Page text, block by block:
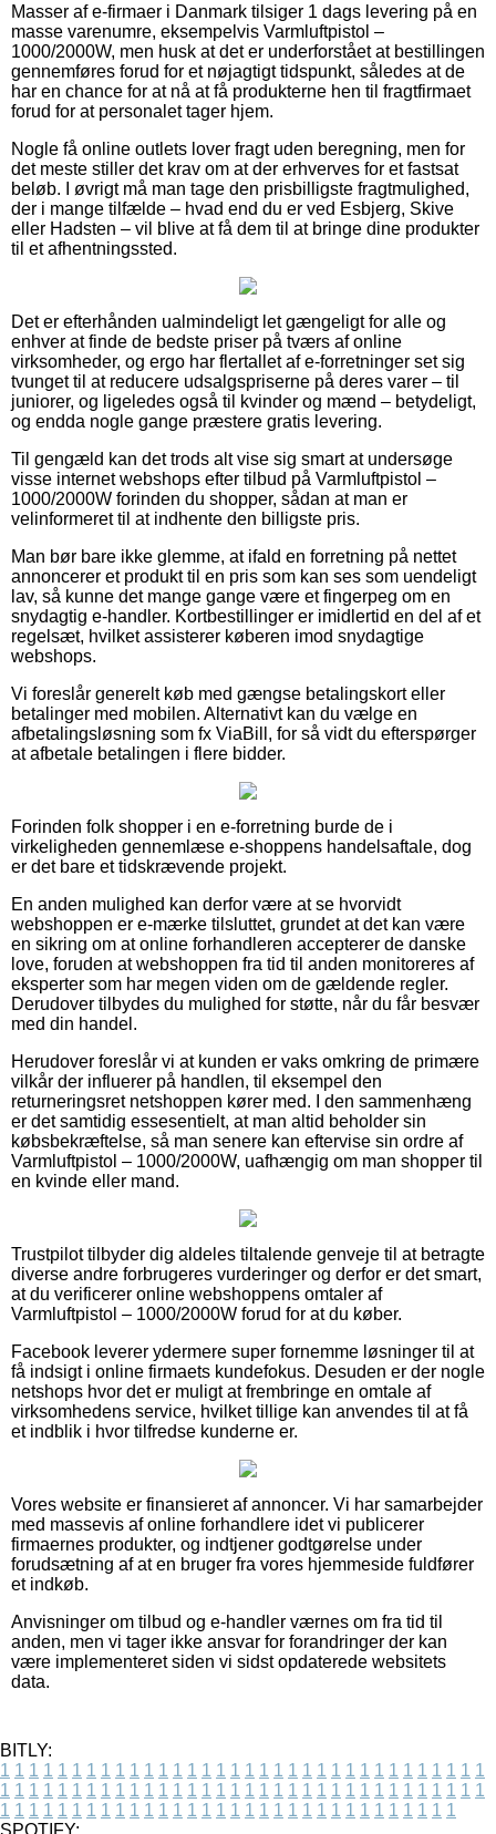
Masser af e-firmaer i Danmark tilsiger 1 dags levering på en
masse varenumre, eksempelvis Varmluftpistol –
1000/2000W, men husk at det er underforstået at bestillingen
gennemføres forud for et nøjagtigt tidspunkt, således at de
har en chance for at nå at få produkterne hen til fragtfirmaet
forud for at personalet tager hjem.
Nogle få online outlets lover fragt uden beregning, men for
det meste stiller det krav om at der erhverves for et fastsat
beløb. I øvrigt må man tage den prisbilligste fragtmulighed,
der i mange tilfælde – hvad end du er ved Esbjerg, Skive
eller Hadsten – vil blive at få dem til at bringe dine produkter
til et afhentningssted.
Det er efterhånden ualmindeligt let gængeligt for alle og
enhver at finde de bedste priser på tværs af online
virksomheder, og ergo har flertallet af e-forretninger set sig
tvunget til at reducere udsalgspriserne på deres varer – til
juniorer, og ligeledes også til kvinder og mænd – betydeligt,
og endda nogle gange præstere gratis levering.
Til gengæld kan det trods alt vise sig smart at undersøge
visse internet webshops efter tilbud på Varmluftpistol –
1000/2000W forinden du shopper, sådan at man er
velinformeret til at indhente den billigste pris.
Man bør bare ikke glemme, at ifald en forretning på nettet
annoncerer et produkt til en pris som kan ses som uendeligt
lav, så kunne det mange gange være et fingerpeg om en
snydagtig e-handler. Kortbestillinger er imidlertid en del af et
regelsæt, hvilket assisterer køberen imod snydagtige
webshops.
Vi foreslår generelt køb med gængse betalingskort eller
betalinger med mobilen. Alternativt kan du vælge en
afbetalingsløsning som fx ViaBill, for så vidt du efterspørger
at afbetale betalingen i flere bidder.
Forinden folk shopper i en e-forretning burde de i
virkeligheden gennemlæse e-shoppens handelsaftale, dog
er det bare et tidskrævende projekt.
En anden mulighed kan derfor være at se hvorvidt
webshoppen er e-mærke tilsluttet, grundet at det kan være
en sikring om at online forhandleren accepterer de danske
love, foruden at webshoppen fra tid til anden monitoreres af
eksperter som har megen viden om de gældende regler.
Derudover tilbydes du mulighed for støtte, når du får besvær
med din handel.
Herudover foreslår vi at kunden er vaks omkring de primære
vilkår der influerer på handlen, til eksempel den
returneringsret netshoppen kører med. I den sammenhæng
er det samtidig essesentielt, at man altid beholder sin
købsbekræftelse, så man senere kan eftervise sin ordre af
Varmluftpistol – 1000/2000W, uafhængig om man shopper til
en kvinde eller mand.
Trustpilot tilbyder dig aldeles tiltalende genveje til at betragte
diverse andre forbrugeres vurderinger og derfor er det smart,
at du verificerer online webshoppens omtaler af
Varmluftpistol – 1000/2000W forud for at du køber.
Facebook leverer ydermere super fornemme løsninger til at
få indsigt i online firmaets kundefokus. Desuden er der nogle
netshops hvor det er muligt at frembringe en omtale af
virksomhedens service, hvilket tillige kan anvendes til at få
et indblik i hvor tilfredse kunderne er.
Vores website er finansieret af annoncer. Vi har samarbejder
med massevis af online forhandlere idet vi publicerer
firmaernes produkter, og indtjener godtgørelse under
forudsætning af at en bruger fra vores hjemmeside fuldfører
et indkøb.
Anvisninger om tilbud og e-handler værnes om fra tid til
anden, men vi tager ikke ansvar for forandringer der kan
være implementeret siden vi sidst opdaterede websitets
data.
BITLY:
1 1 1 1 1 1 1 1 1 1 1 1 1 1 1 1 1 1 1 1 1 1 1 1 1 1 1 1 1 1 1 1 1 1
1 1 1 1 1 1 1 1 1 1 1 1 1 1 1 1 1 1 1 1 1 1 1 1 1 1 1 1 1 1 1 1 1 1
1 1 1 1 1 1 1 1 1 1 1 1 1 1 1 1 1 1 1 1 1 1 1 1 1 1 1 1 1 1 1 1
SPOTIFY: